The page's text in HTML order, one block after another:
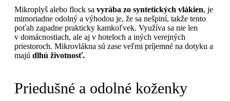
Mikroplyš alebo flock sa vyrába zo syntetických vlákien, je
mimoriadne odolný a výhodou je, že sa nešpiní, takže tento
poťah zapadne prakticky kamkoľvek. Využíva sa nie len
v domácnostiach, ale aj v hoteloch a iných verejných
priestoroch. Mikrovlákna sú zase veľmi príjemné na dotyku a
majú dlhú životnosť.
Priedušné a odolné koženky